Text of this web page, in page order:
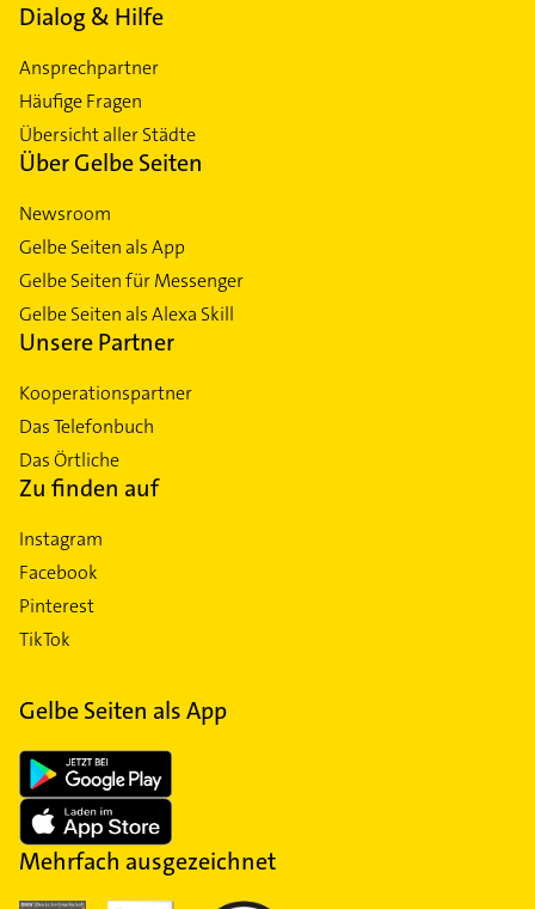
Dialog & Hilfe
Ansprechpartner
Häufige Fragen
Übersicht aller Städte
Über Gelbe Seiten
Newsroom
Gelbe Seiten als App
Gelbe Seiten für Messenger
Gelbe Seiten als Alexa Skill
Unsere Partner
Kooperationspartner
Das Telefonbuch
Das Örtliche
Zu finden auf
Instagram
Facebook
Pinterest
TikTok
Gelbe Seiten als App
Mehrfach ausgezeichnet